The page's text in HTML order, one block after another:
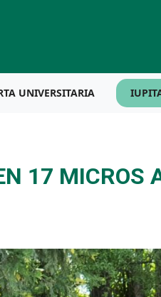
UNIVERSITARIA
17 MICROS